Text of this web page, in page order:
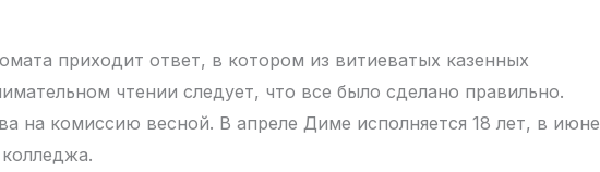
приходит ответ, в котором из витиеватых казенных
чтении следует, что все было сделано правильно.
на комиссию весной. В апреле Диме исполняется 18 лет, в июне